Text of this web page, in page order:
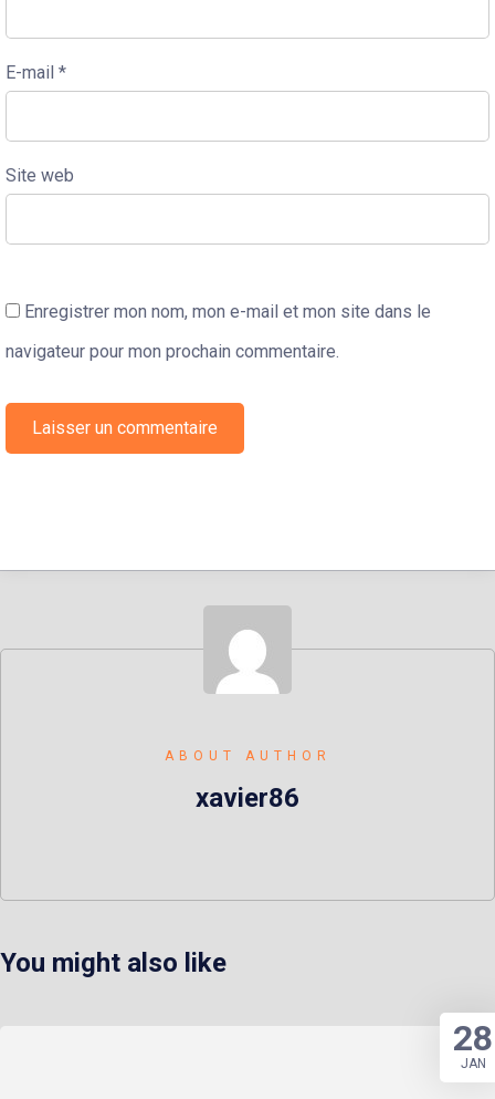
E-mail *
Site web
Enregistrer mon nom, mon e-mail et mon site dans le
navigateur pour mon prochain commentaire.
ABOUT AUTHOR
xavier86
You might also like
28
JAN